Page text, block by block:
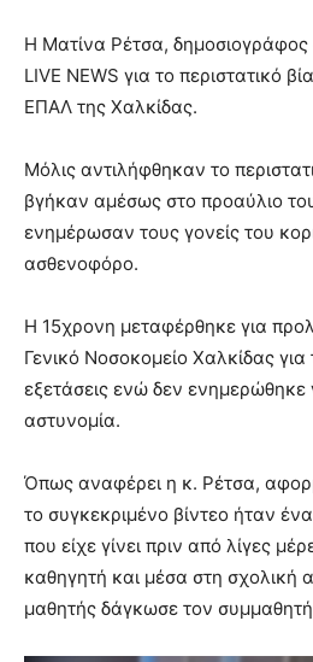
Η Ματίνα Ρέτσα, δημοσιογράφος
LIVE NEWS για το περιστατικό
ΕΠΑΛ της Χαλκίδας.
Μόλις αντιλήφθηκαν το
βγήκαν αμέσως στο προαύλιο
ενημέρωσαν τους γονείς του
ασθενοφόρο.
Η 15χρονη μεταφέρθηκε για
Γενικό Νοσοκομείο Χαλκίδας για
εξετάσεις ενώ δεν ενημερώθηκε
αστυνομία.
Όπως αναφέρει η κ. Ρέτσα,
το συγκεκριμένο βίντεο ήταν
που είχε γίνει πριν από λίγες
καθηγητή και μέσα στη σχολική
μαθητής δάγκωσε τον